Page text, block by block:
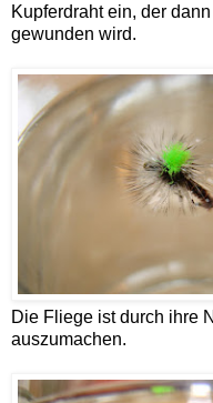
Kupferdraht ein, der
gewunden wird.
Die Fliege ist durch ihre
auszumachen.